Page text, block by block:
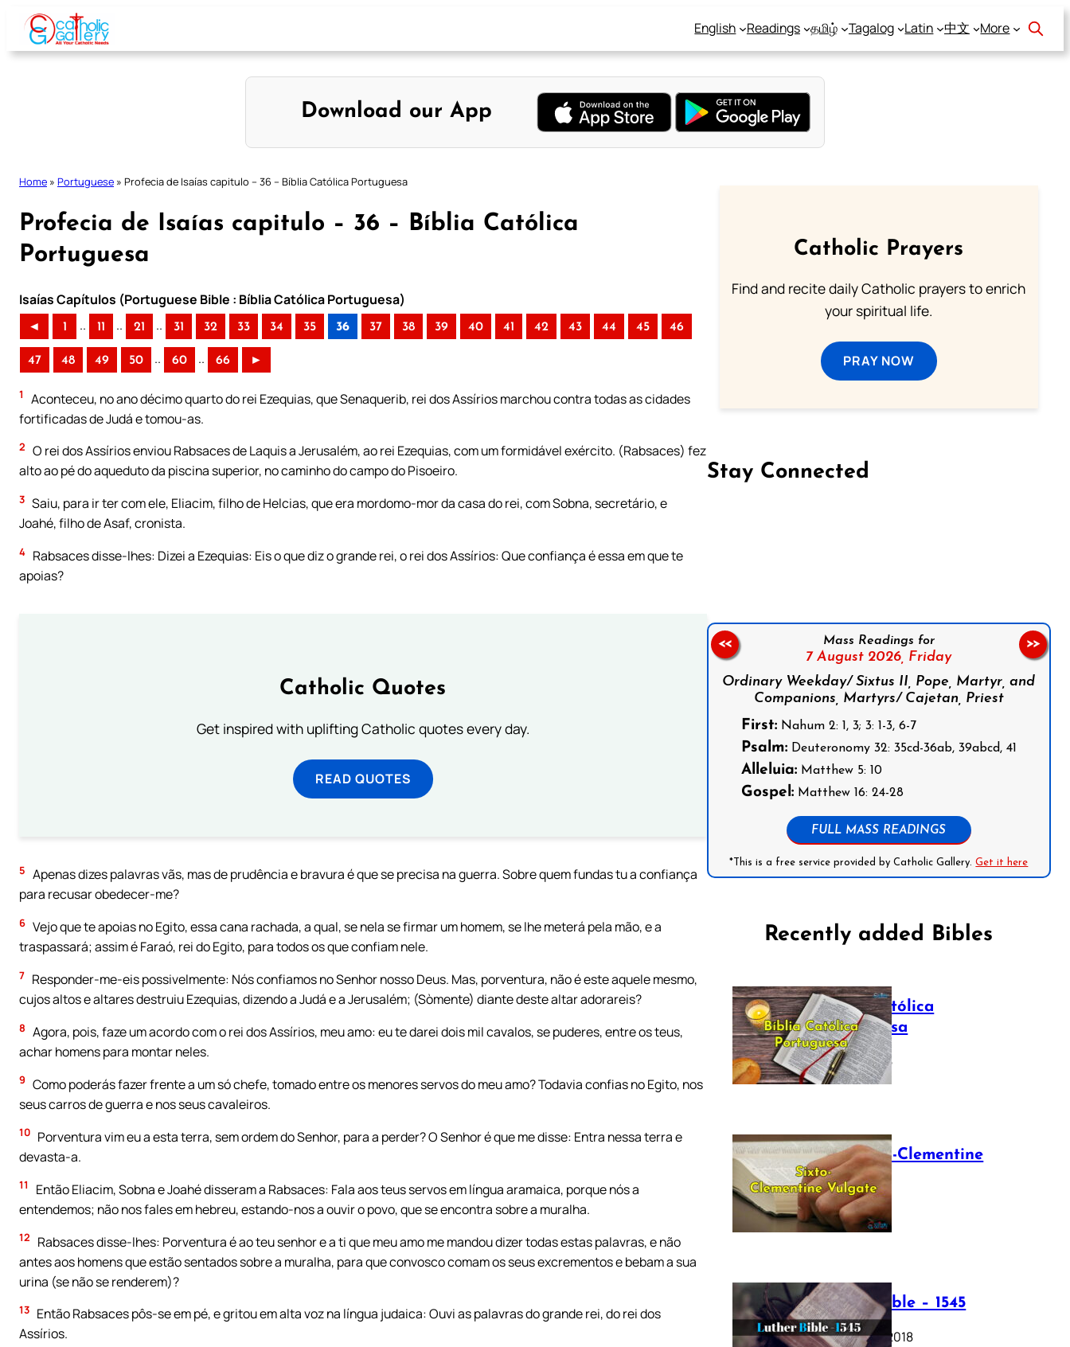
Skip
content
English Readings தமிழ் Tagalog Latin 中文 More
Download our App
Home » Portuguese » Profecia de Isaías capitulo – 36 – Bíblia Católica Portuguesa
Profecia de Isaías capitulo – 36 – Bíblia Católica
Portuguesa
Isaías Capítulos (Portuguese Bible : Bíblia Católica Portuguesa)
◄ 1 .. 11 .. 21 .. 31 32 33 34 35 36 37 38 39 40 41 42 43 44 45 46
47 48 49 50 .. 60 .. 66 ►
1
Aconteceu, no ano décimo quarto do rei Ezequias, que Senaquerib, rei dos Assírios marchou contra todas as cidades
fortificadas de Judá e tomou-as.
2 O rei dos Assírios enviou Rabsaces de Laquis a Jerusalém, ao rei Ezequias, com um formidável exército. (Rabsaces) fez
alto ao pé do aqueduto da piscina superior, no caminho do campo do Pisoeiro.
3 Saiu, para ir ter com ele, Eliacim, filho de Helcias, que era mordomo-mor da casa do rei, com Sobna, secretário, e
Joahé, filho de Asaf, cronista.
4 Rabsaces disse-lhes: Dizei a Ezequias: Eis o que diz o grande rei, o rei dos Assírios: Que confiança é essa em que te
apoias?
Catholic Quotes
Get inspired with uplifting Catholic quotes every day.
READ QUOTES
5 Apenas dizes palavras vãs, mas de prudência e bravura é que se precisa na guerra. Sobre quem fundas tu a confiança
para recusar obedecer-me?
6 Vejo que te apoias no Egito, essa cana rachada, a qual, se nela se firmar um homem, se lhe meterá pela mão, e a
traspassará; assim é Faraó, rei do Egito, para todos os que confiam nele.
7 Responder-me-eis possivelmente: Nós confiamos no Senhor nosso Deus. Mas, porventura, não é este aquele mesmo,
cujos altos e altares destruiu Ezequias, dizendo a Judá e a Jerusalém; (Sòmente) diante deste altar adorareis?
8 Agora, pois, faze um acordo com o rei dos Assírios, meu amo: eu te darei dois mil cavalos, se puderes, entre os teus,
achar homens para montar neles.
9 Como poderás fazer frente a um só chefe, tomado entre os menores servos do meu amo? Todavia confias no Egito, nos
seus carros de guerra e nos seus cavaleiros.
10 Porventura vim eu a esta terra, sem ordem do Senhor, para a perder? O Senhor é que me disse: Entra nessa terra e
devasta-a.
11
Então Eliacim, Sobna e Joahé disseram a Rabsaces: Fala aos teus servos em língua aramaica, porque nós a
entendemos; não nos fales em hebreu, estando-nos a ouvir o povo, que se encontra sobre a muralha.
12
Rabsaces disse-lhes: Porventura é ao teu senhor e a ti que meu amo me mandou dizer todas estas palavras, e não
antes aos homens que estão sentados sobre a muralha, para que convosco comam os seus excrementos e bebam a sua
urina (se não se renderem)?
13 Então Rabsaces pôs-se em pé, e gritou em alta voz na língua judaica: Ouvi as palavras do grande rei, do rei dos
Assírios.
Catholic Prayers
Find and recite daily Catholic prayers to enrich
your spiritual life.
PRAY NOW
Stay Connected
Mass Readings for
7 August 2026, Friday
Ordinary Weekday/ Sixtus II, Pope, Martyr, and
Companions, Martyrs/ Cajetan, Priest
First:Nahum 2: 1, 3; 3: 1-3, 6-7
Psalm:Deuteronomy 32: 35cd-36ab, 39abcd, 41
Alleluia:Matthew 5: 10
Gospel:Matthew 16: 24-28
FULL MASS READINGS
*This is a free service provided by Catholic Gallery.Get it here
<< >>
Recently added Bibles
Bíblia Católica
Portuguesa
July 16, 2025
The Sixto-Clementine
Vulgate
July 12, 2025
Luther Bible – 1545
October 17, 2018